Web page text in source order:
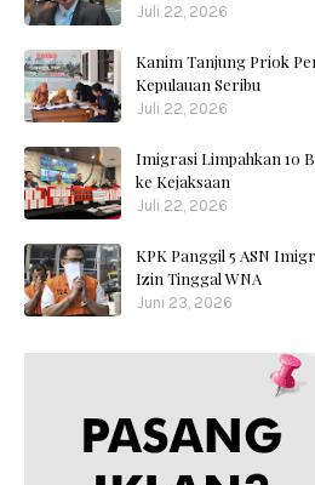
Juli 22, 2026
Kanim Tanjung Priok
Kepulauan Seribu
Juli 22, 2026
Imigrasi Limpahkan 10
ke Kejaksaan
Juli 22, 2026
KPK Panggil 5 ASN
Izin Tinggal WNA
Juni 23, 2026